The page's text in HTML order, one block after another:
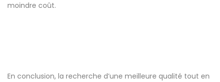
moindre coût.
En conclusion, la recherche d’une meilleure qualité tout en